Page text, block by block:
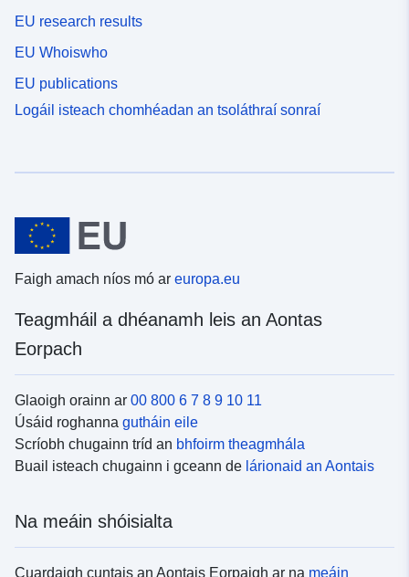
EU research results
EU Whoiswho
EU publications
Logáil isteach chomhéadan an tsoláthraí sonraí
Faigh amach níos mó ar europa.eu
Teagmháil a dhéanamh leis an Aontas
Eorpach
Glaoigh orainn ar 00 800 6 7 8 9 10 11
Úsáid roghanna gutháin eile
Scríobh chugainn tríd an bhfoirm theagmhála
Buail isteach chugainn i gceann de lárionaid an Aontais
Na meáin shóisialta
Cuardaigh cuntais an Aontais Eorpaigh ar na meáin